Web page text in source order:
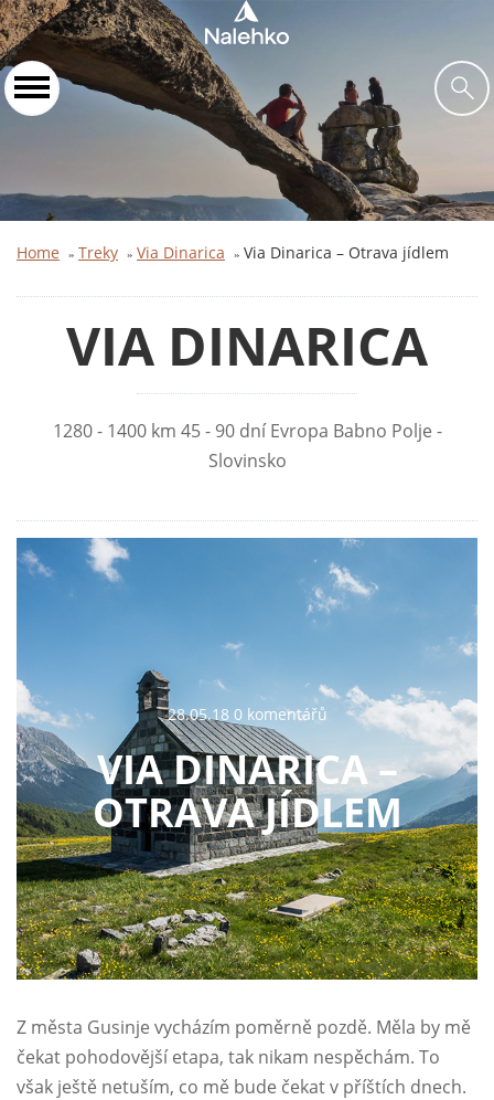
Home » Treky » Via Dinarica » Via Dinarica – Otrava jídlem
VIA DINARICA
1280 - 1400 km 45 - 90 dní Evropa Babno Polje -
Slovinsko
28.05.18 0 komentářů
VIA DINARICA –
OTRAVA JÍDLEM
Z města Gusinje vycházím poměrně pozdě. Měla by mě
čekat pohodovější etapa, tak nikam nespěchám. To
však ještě netuším, co mě bude čekat v příštích dnech.